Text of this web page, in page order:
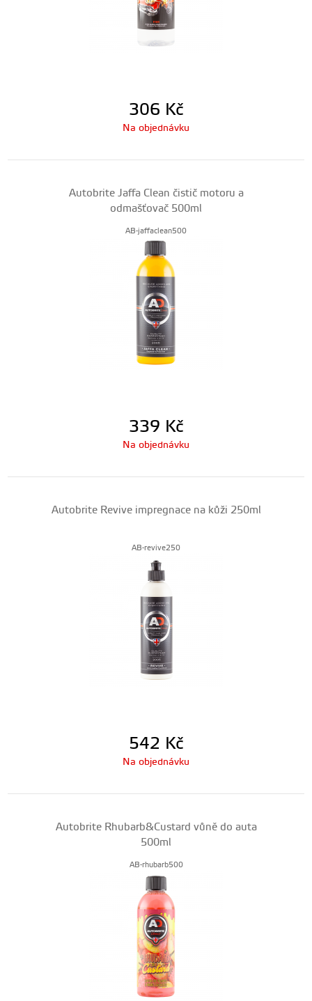
306 Kč
Na objednávku
Autobrite Jaffa Clean čistič motoru a
odmašťovač 500ml
AB-jaffaclean500
339 Kč
Na objednávku
Autobrite Revive impregnace na kůži 250ml
AB-revive250
542 Kč
Na objednávku
Autobrite Rhubarb&Custard vůně do auta
500ml
AB-rhubarb500